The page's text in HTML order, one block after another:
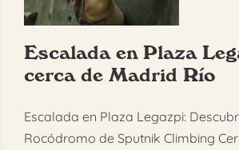
Mi Madrid
Contacto
Reservar
Escalada en Plaza
cerca de Madrid Río
Escalada en Plaza Legazpi:
Rocódromo de Sputnik Climbing